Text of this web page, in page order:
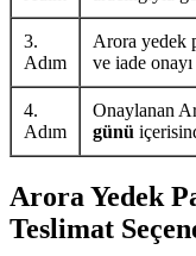
3.
Adım
Arora yedek
ve iade
4.
Adım
Onaylanan
günü
Arora Yedek
Teslimat